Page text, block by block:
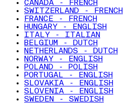
CANADA - FRENCH
SWITZERLAND - FRENCH
FRANCE - FRENCH
HUNGARY - ENGLISH
ITALY - ITALIAN
BELGIUM - DUTCH
NETHERLANDS - DUTCH
NORWAY - ENGLISH
POLAND - POLISH
PORTUGAL - ENGLISH
SLOVAKIA - ENGLISH
SLOVENIA - ENGLISH
SWEDEN - SWEDISH